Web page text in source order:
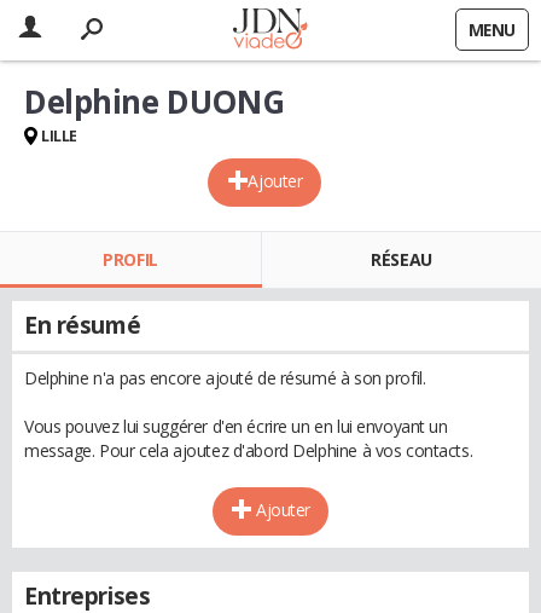
MENU
Ajouter
Delphine DUONG
LILLE
PROFIL RÉSEAU
En résumé
Delphine n'a pas encore ajouté de résumé à son profil.
Vous pouvez lui suggérer d'en écrire un en lui envoyant un
message. Pour cela ajoutez d'abord Delphine à vos contacts.
Ajouter
Entreprises